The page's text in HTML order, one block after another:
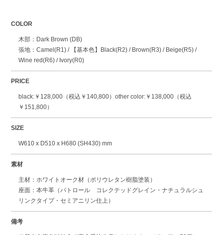
COLOR
木部：Dark Brown (DB)
張地：Camel(R1) / 【基本色】Black(R2) / Brown(R3) / Beige(R5) /
Wine red(R6) / Ivory(R0)
PRICE
black:￥128,000（税込￥140,800）other color:￥138,000（税込
￥151,800）
SIZE
W610 x D510 x H680 (SH430) mm
素材
主材：ホワイトオーク材（ポリウレタン樹脂塗装）
座面：本牛革（パトロール コレクテッドグレイン・ナチュラルシュ
リンクタイプ・セミアニリン仕上）
備考